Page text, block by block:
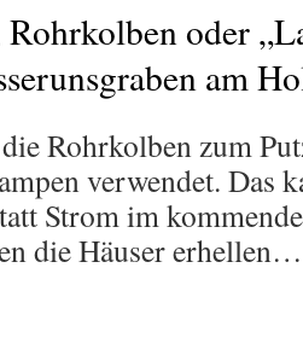
Rohrkolben oder
am
Rohrkolben zum
verwendet. Das
Strom im
die Häuser erhellen…